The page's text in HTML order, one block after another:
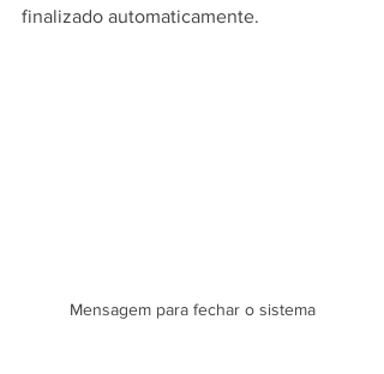
finalizado automaticamente.
Mensagem para fechar o sistema